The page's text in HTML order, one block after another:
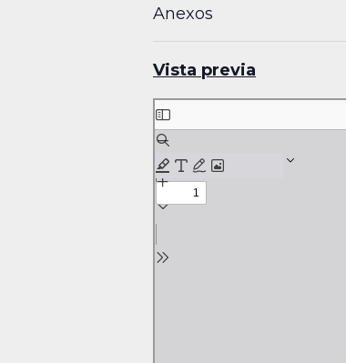
Anexos
Vista previa
Skip
to
PDF
content